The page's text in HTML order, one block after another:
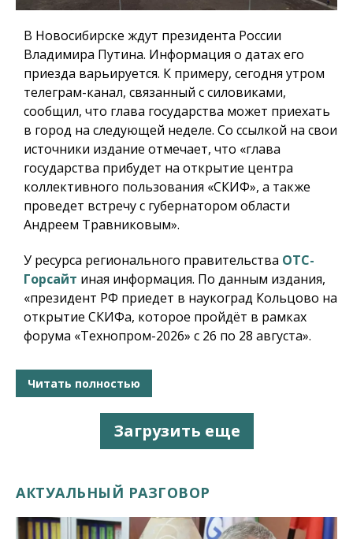
В Новосибирске ждут президента России
Владимира Путина. Информация о датах его
приезда варьируется. К примеру, сегодня утром
телеграм-канал, связанный с силовиками,
сообщил, что глава государства может приехать
в город на следующей неделе. Со ссылкой на свои
источники издание отмечает, что «глава
государства прибудет на открытие центра
коллективного пользования «СКИФ», а также
проведет встречу с губернатором области
Андреем Травниковым».
У ресурса регионального правительства ОТС-
Горсайт иная информация. По данным издания,
«президент РФ приедет в наукоград Кольцово на
открытие СКИФа, которое пройдёт в рамках
форума «Технопром-2026» с 26 по 28 августа».
Читать полностью
Загрузить еще
АКТУАЛЬНЫЙ РАЗГОВОР